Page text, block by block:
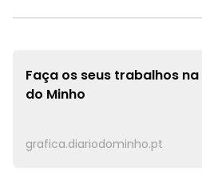
Faça os seus trabalhos na
do Minho
grafica.diariodominho.pt